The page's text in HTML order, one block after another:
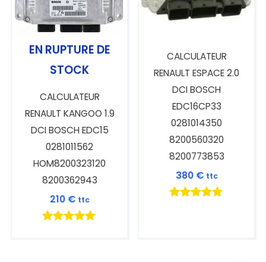
EN RUPTURE DE
STOCK
CALCULATEUR
RENAULT KANGOO 1.9
DCI BOSCH EDC15
0281011562
HOM8200323120
8200362943
210 € ttc
CALCULATEUR
RENAULT ESPACE 2.0
DCI BOSCH
EDC16CP33
0281014350
8200560320
8200773853
380 € ttc